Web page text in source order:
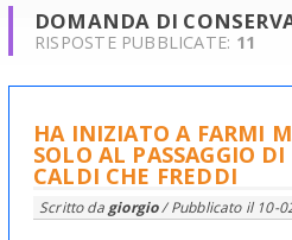
DOMANDA DI
RISPOSTE PUBBLICATE: 11
HA INIZIATO A FARMI
SOLO AL PASSAGGIO
CALDI CHE FREDDI
Scritto da giorgio/ Pubblicato il 10-